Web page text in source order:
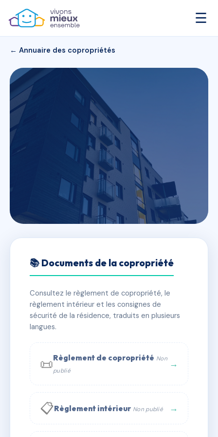
☰
← Annuaire des copropriétés
4 RUE DES 4 COINS
✓ Immatriculée 🏠 16 lots 🏗 1 bâtiment(s)
📞 Contacter Syndic Digital
📚 Documents de la copropriété
Consultez le règlement de copropriété, le
règlement intérieur et les consignes de
sécurité de la résidence, traduits en plusieurs
langues.
📜Règlement de copropriété Non
publié
→
📋Règlement intérieur Non publié →